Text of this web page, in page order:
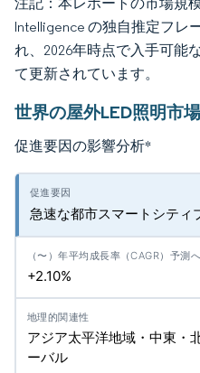
Intelligence の独自推定フレ
れ、2026年時点で入手可能
て更新されています。
世界の屋外LED照明市
促進要因の影響分析*
急速な都市スマートシティ
+2.10%
アジア太平洋地域・中東・
ーバル